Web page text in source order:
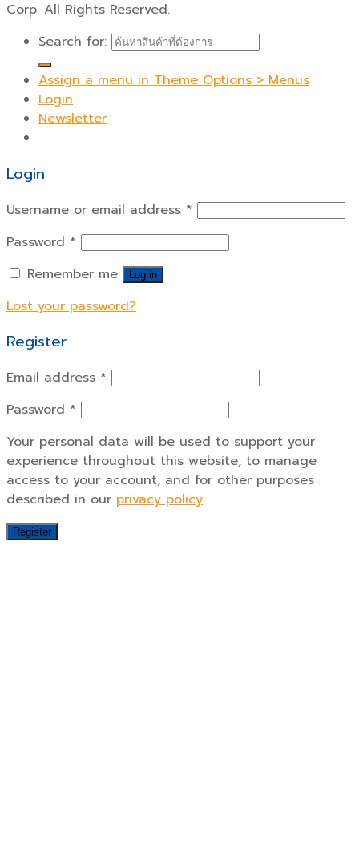
Corp. All Rights Reserved.
Search for:
Assign a menu in Theme Options > Menus
Login
Newsletter
Login
Username or email address *
Password *
Remember me
Log in
Lost your password?
Register
Email address *
Password *
Your personal data will be used to support your
experience throughout this website, to manage
access to your account, and for other purposes
described in our privacy policy.
Register